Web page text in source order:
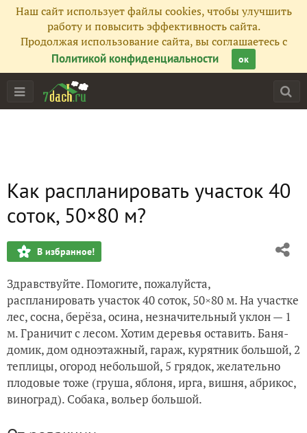
Наш сайт использует файлы cookies, чтобы улучшить
работу и повысить эффективность сайта.
Продолжая использование сайта, вы соглашаетесь с
Политикой конфиденциальности
ок
Как распланировать участок 40
соток, 50×80 м?
В избранное!
Здравствуйте. Помогите, пожалуйста,
распланировать участок 40 соток, 50×80 м. На участке
лес, сосна, берёза, осина, незначительный уклон — 1
м. Граничит с лесом. Хотим деревья оставить. Баня-
домик, дом одноэтажный, гараж, курятник большой, 2
теплицы, огород небольшой, 5 грядок, желательно
плодовые тоже (груша, яблоня, ирга, вишня, абрикос,
виноград). Собака, вольер большой.